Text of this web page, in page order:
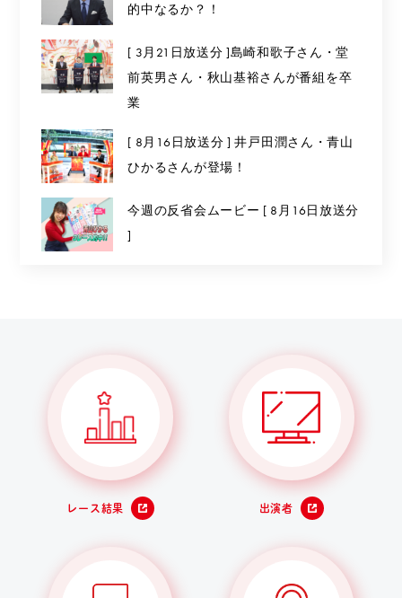
的中なるか？！
[ 3月21日放送分 ]島崎和歌子さん・堂
前英男さん・秋山基裕さんが番組を卒
業
[ 8月16日放送分 ] 井戸田潤さん・青山
ひかるさんが登場！
今週の反省会ムービー [ 8月16日放送分
]
レース結果 出演者